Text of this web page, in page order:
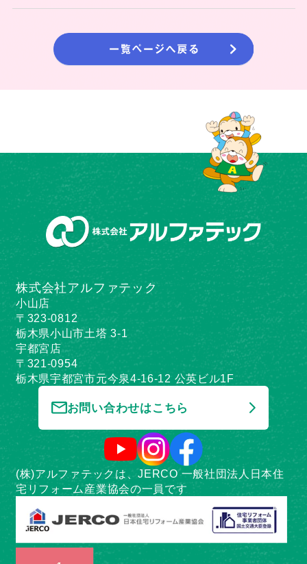
株式会社アルファテック
小山店
〒323-0812
栃木県小山市土塔 3-1
宇都宮店
〒321-0954
栃木県宇都宮市元今泉4-16-12 公英ビル1F
お問い合わせはこちら
(株)アルファテックは、JERCO 一般社団法人日本住
宅リフォーム産業協会の一員です